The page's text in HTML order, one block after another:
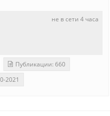
не в сети 4 часа
Публикации: 660
2021